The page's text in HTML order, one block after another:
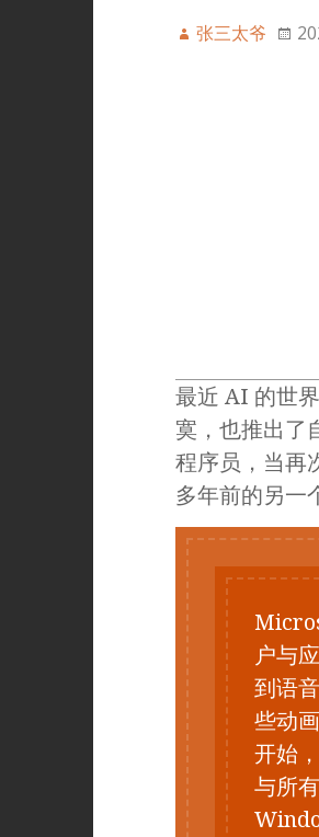
张三太爷
最近 AI 的世
寞，也推出了
程序员，当再
多年前的另一
户与
到语
些动
开始
与所